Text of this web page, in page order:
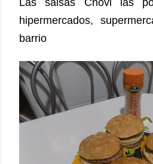
Las salsas Chovi las
hipermercados,
barrio